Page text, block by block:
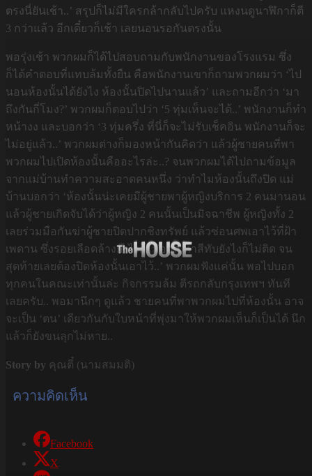
ตรงนี่ยันเช้า..’ สรุปก็ไม่มีใครกล้ากลับไปครับ แหงนดูนาฬิกาก็ตี
3 กว่าแล้ว อีกเดี๋ยวก็เช้า เลยนอนรอกันตรงนั้น
พอรุ่งเช้า พวกผมก็ได้ไปสอบถามกับพนักงานของโรงแรม ซึ่ง
ก็ได้คำตอบที่แทบล้มทั้งยืน คือพนักงานเขาก็ถามพวกผมว่า ‘ไป
นอนห้องนั้นได้ยังไง ห้องนั้นปิดไปนานแล้ว’ และถามอีกว่า ‘มา
ถึงกันกี่โมง?’ พวกผมก็ตอบไปว่า ‘5 ทุ่มเห็นจะได้..’ พนักงานก็ทำ
หน้างง และบอกว่า ‘3 ทุ่มครึ่ง ที่นี่ก็จะไม่รับเช็คอิน พนักงานก็จะ
ไม่อยู่แล้ว..’ พวกผมต่างก็มองหน้ากันคิดว่า แล้วผู้ชายคนที่พา
พวกผมไปเปิดห้องนั้นคืออะไรล่ะ..? จนพวกผมได้ไปถามข้อมูล
จากแม่บ้านทำความสะอาดคนหนึ่ง ว่าทำไมห้องนั้นถึงปิด แม่
บ้านบอกว่า ‘ห้องนั้นน่ะเคยมีผู้ชายพาผู้หญิงบริการ 2 คนมานอน
แล้วผู้ชายเกิดจับได้ว่าผู้หญิง 2 คนนั้นเป็นมิจฉาชีพ ผู้หญิงทั้ง 2
เลยร่วมมือกันฆ่าผู้ชายปิดปากชิงทรัพย์ แล้วซ่อนศพเอาไว้ที่ฝ้า
เพดาน ซึ่งรอยเลือดล้างยังไงก็ไม่ออก ทาสีทับยังไงก็ไม่ติด จน
สุดท้ายเลยต้องปิดห้องนั้นเอาไว้..’ พวกผมฟังแค่นั้น พอไปบอก
ทุกคนในคณะเท่านั้นล่ะ กิจกรรมล้ม ตีรถกลับกรุงเทพฯ ทันที
เลยครับ.. พอมานึกๆ ดูแล้ว ชายคนที่พาพวกผมไปที่ห้องนั้น อาจ
จะเป็น ‘ตน’ เดียวกันกับใบหน้าที่พุ่งมาให้พวกผมเห็นก็เป็นได้ นึก
แล้วก็ยังขนลุกไม่หาย..
Story by คุณตี๋ (นามสมมติ)
ความคิดเห็น
Facebook
X